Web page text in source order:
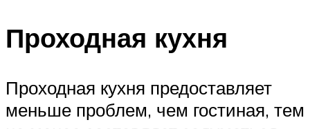
Проходная кухня
Проходная кухня предоставляет
меньше проблем, чем гостиная, тем